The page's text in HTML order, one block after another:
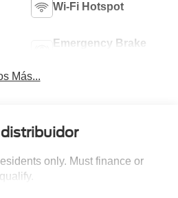
Wi-Fi Hotspot
Emergency Brake
Más...
only. Must finance or